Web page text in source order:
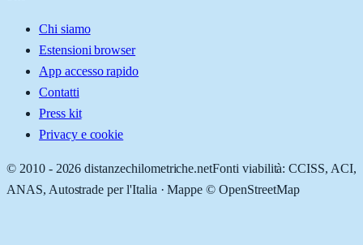
Chi siamo
Estensioni browser
App accesso rapido
Contatti
Press kit
Privacy e cookie
© 2010 - 2026 distanzechilometriche.netFonti viabilità: CCISS, ACI,
ANAS, Autostrade per l'Italia · Mappe © OpenStreetMap